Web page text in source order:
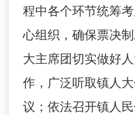
程中各个环节统筹
心组织，确保票决
大主席团切实做好
作，广泛听取镇人
议；依法召开镇人